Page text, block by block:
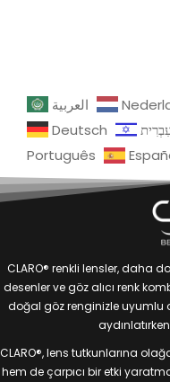
العربية
Deutsch
Português
CLARO® renkli lensler, daha
desenler ve göz alıcı renk
doğal göz renginizle uyumlu
CLARO®, lens tutkunlarına
hem de çarpıcı bir etki